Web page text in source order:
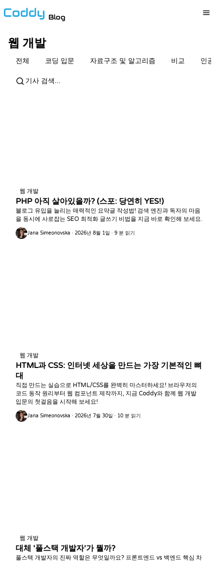
Blog
웹 개발
전체 코딩 입문 자료구조 및 알고리즘 비교 인공
웹 개발
PHP 아직 살아있을까? (스포: 당연히 YES!)
블로그 유입을 늘리는 매력적인 요약글 작성법! 검색 엔진과 독자의 마음
을 동시에 사로잡는 SEO 최적화 글쓰기 비법을 지금 바로 확인해 보세요.
Jana Simeonovska · 2026년 8월 1일 · 9 분 읽기
웹 개발
HTML과 CSS: 인터넷 세상을 만드는 가장 기본적인 뼈
대
직접 만드는 실습으로 HTML/CSS를 완벽히 마스터하세요! 브라우저의
코드 동작 원리부터 웹 컴포넌트 제작까지, 지금 Coddy와 함께 웹 개발
입문의 첫걸음을 시작해 보세요!
Jana Simeonovska · 2026년 7월 30일 · 10 분 읽기
웹 개발
대체 '풀스택 개발자'가 뭘까?
풀스택 개발자의 진짜 역할은 무엇일까요? 프론트엔드 vs 백엔드 핵심 차